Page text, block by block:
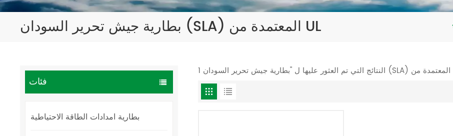
بطارية جيش تحرير السودان (SLA) المعتمدة من UL
فئات
بطارية امدادات الطاقة الاحتياطية